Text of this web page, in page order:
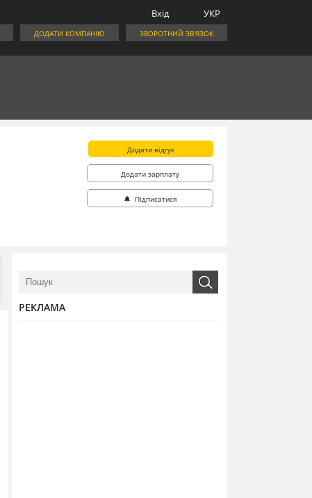
УКР
Вхід
ЗВОРОТНИЙ ЗВ'ЯЗОК
ДОДАТИ КОМПАНІЮ
Додати відгук
Додати зарплату
🔔 Підписатися
РЕКЛАМА